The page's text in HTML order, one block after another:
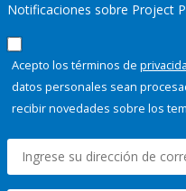
Notificaciones sobre Project
Acepto los términos de
datos personales sean
recibir novedades sobre los